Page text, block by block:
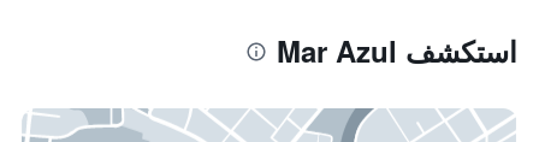
استكشف Mar Azul